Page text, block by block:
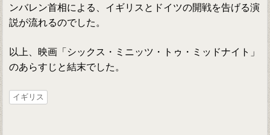
ンバレン首相による、イギリスとドイツの開戦を告げる演
説が流れるのでした。
以上、映画「シックス・ミニッツ・トゥ・ミッドナイト」
のあらすじと結末でした。
イギリス